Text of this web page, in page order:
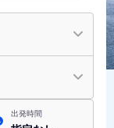
出発時間